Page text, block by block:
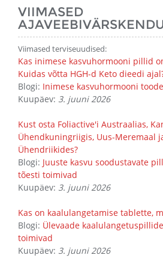
VIIMASED
Viimased terviseuudised:
Kas inimese kasvuhormooni pillid
Kuidas võtta HGH-d Keto dieedi
Blogi: Inimese kasvuhormooni
Kuupäev: 3. juuni 2026
Kust osta Foliactive'i Austraalias,
Ühendkuningriigis, Uus-Meremaal
Ühendriikides?
Blogi: Juuste kasvu soodustavate
tõesti toimivad
Kuupäev: 3. juuni 2026
Kas on kaalulangetamise tablette,
Blogi: Ülevaade
toimivad
Kuupäev: 3. juuni 2026